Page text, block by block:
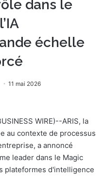
dans le
échelle
11 mai 2026
WIRE)--ARIS, la
au contexte de processus
a annoncé
leader dans le Magic
plateformes d'intelligence